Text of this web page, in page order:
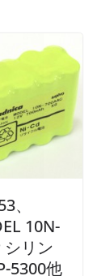
、
10N-
シリン
5300他